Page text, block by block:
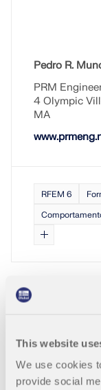
This website
We use cookies
provide social
Documentação
Primeiros passos
Objetos de
Assinaturas e
Exemplos
AEF para
CBFEM, de
totalmente
trabalho
Pedro R.
PRM
4 Olympic
MA
RFEM 6
Os meus
es!